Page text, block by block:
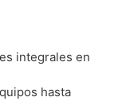
integrales en
hasta